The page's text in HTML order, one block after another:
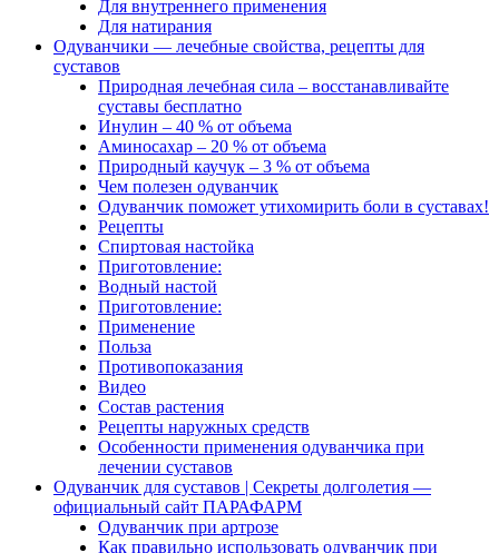
Для внутреннего применения
Для натирания
Одуванчики — лечебные свойства, рецепты для
суставов
Природная лечебная сила – восстанавливайте
суставы бесплатно
Инулин – 40 % от объема
Аминосахар – 20 % от объема
Природный каучук – 3 % от объема
Чем полезен одуванчик
Одуванчик поможет утихомирить боли в суставах!
Рецепты
Спиртовая настойка
Приготовление:
Водный настой
Приготовление:
Применение
Польза
Противопоказания
Видео
Состав растения
Рецепты наружных средств
Особенности применения одуванчика при
лечении суставов
Одуванчик для суставов | Секреты долголетия —
официальный сайт ПАРАФАРМ
Одуванчик при артрозе
Как правильно использовать одуванчик при